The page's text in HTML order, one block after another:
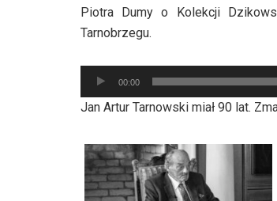
Piotra Dumy o Kolekcji
Tarnobrzegu.
Odtwarzacz
plików
dźwiękowych
00:00
Jan Artur Tarnowski miał 90 lat.